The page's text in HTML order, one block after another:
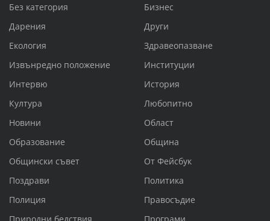
Без категория
Бизнес
Дарения
Други
Екология
Здравеопазване
Извънредно положение
Институции
Интервю
История
Култура
Любопитно
Новини
Област
Образование
Община
Общински съвет
От Фейсбук
Поздрави
Политика
Полиция
Правосъдие